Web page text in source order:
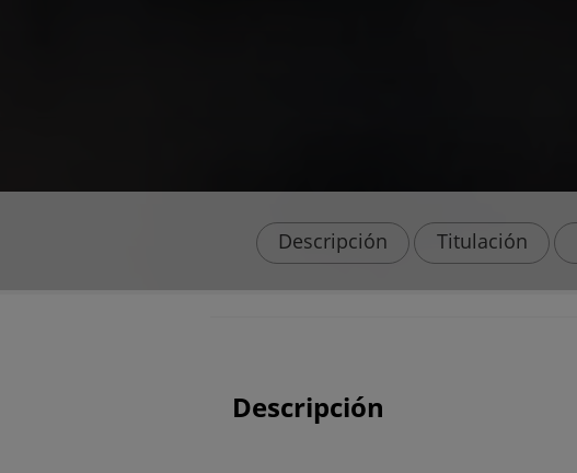
Descripción Titulación
Descripción